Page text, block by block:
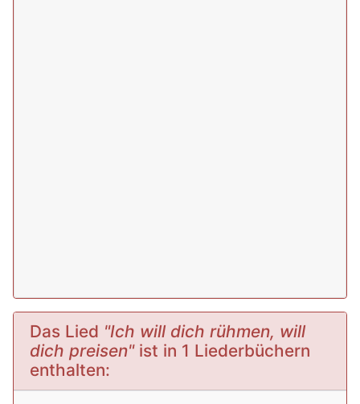
Das Lied "Ich will dich rühmen, will
dich preisen"ist in 1 Liederbüchern
enthalten: